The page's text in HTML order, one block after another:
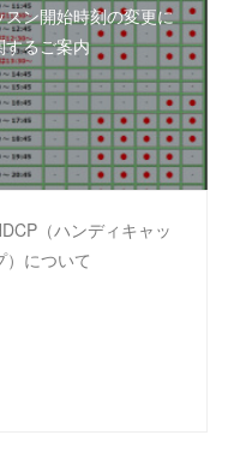
スン開始時刻の変更に
するご案内
（ハンディキャッ
）について